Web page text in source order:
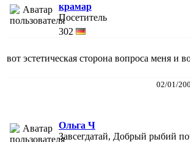
крамар
Посетитель
302
вот эстетическая сторона вопроса меня и
02/01/
Ольга Ч
Завсегдатай, Добрый рыбий